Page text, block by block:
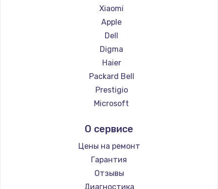
Ремонт ноутбуков Irbis
Ремонт ноутбуков Thunderobot
Ремонт ноутбуков Hasee
Ремонт ноутбуков ZTE
Ремонт ноутбуков Hiper
Ремонт ноутбуков Evga
Ремонт ноутбуков Google
Ремонт ноутбуков Echips
Ремонт ноутбуков Predator
Ремонт ноутбуков iru
Ремонт ноутбуков Machenike
Ремонт ноутбуков DEXP
Ремонт ноутбуков Teclast
Xiaomi
Apple
Dell
Digma
Haier
Packard Bell
Prestigio
Microsoft
Aquarius
Gigabyte
Aorus
Maibenben
Getac
О сервисе
Цены на ремонт
Гарантия
Отзывы
Диагностика